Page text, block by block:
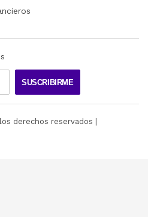
SUSCRIBIRME
derechos reservados |